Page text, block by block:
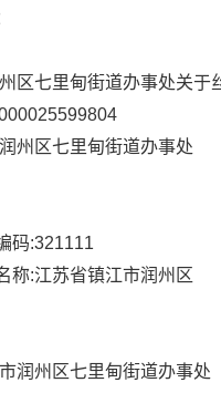
区七里甸街道办事处关于
州区七里甸街道办事处
码:321111
称:江苏省镇江市润州区
润州区七里甸街道办事处